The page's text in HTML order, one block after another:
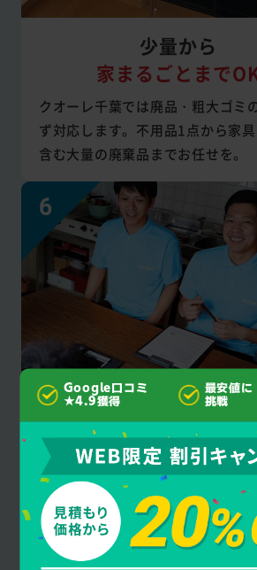
少量から
家まるごとまで
クオーレ千葉では廃品・粗大ゴミ
ず対応します。不用品1点から家
含む大量の廃棄品までお任せを。
見積もり後の
追加料金なし
クオーレ千葉はご契約成立後にお
を得ず作業・料金を追加すること
ません。安心してお任せください
Google口コミ
★4.9獲得
最安値に
挑戦